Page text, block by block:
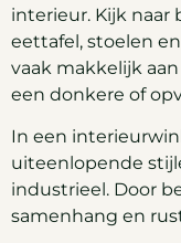
interieur. Kijk naar
eettafel, stoelen
vaak makkelijk
een donkere of
In een
uiteenlopende
industrieel. Door
samenhang en